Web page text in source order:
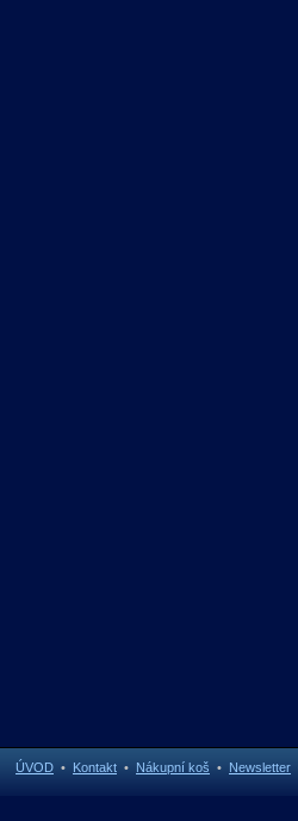
ÚVOD • Kontakt • Nákupní koš • Newsletter